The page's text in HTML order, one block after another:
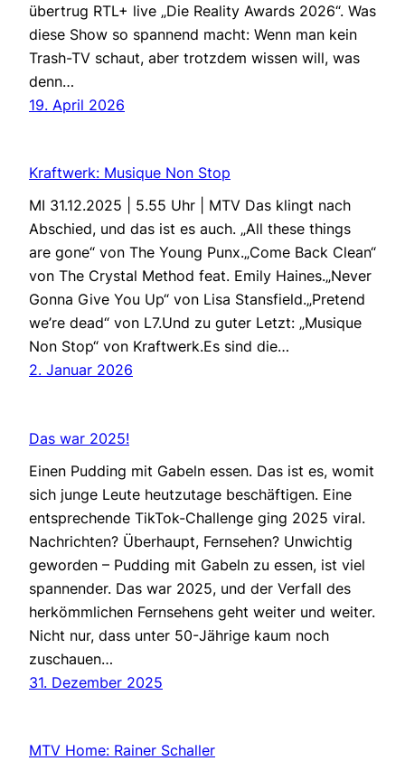
übertrug RTL+ live „Die Reality Awards 2026“. Was
diese Show so spannend macht: Wenn man kein
Trash-TV schaut, aber trotzdem wissen will, was
denn…
19. April 2026
Kraftwerk: Musique Non Stop
MI 31.12.2025 | 5.55 Uhr | MTV Das klingt nach
Abschied, und das ist es auch. „All these things
are gone“ von The Young Punx.„Come Back Clean“
von The Crystal Method feat. Emily Haines.„Never
Gonna Give You Up“ von Lisa Stansfield.„Pretend
we’re dead“ von L7.Und zu guter Letzt: „Musique
Non Stop“ von Kraftwerk.Es sind die…
2. Januar 2026
Das war 2025!
Einen Pudding mit Gabeln essen. Das ist es, womit
sich junge Leute heutzutage beschäftigen. Eine
entsprechende TikTok-Challenge ging 2025 viral.
Nachrichten? Überhaupt, Fernsehen? Unwichtig
geworden – Pudding mit Gabeln zu essen, ist viel
spannender. Das war 2025, und der Verfall des
herkömmlichen Fernsehens geht weiter und weiter.
Nicht nur, dass unter 50-Jährige kaum noch
zuschauen…
31. Dezember 2025
MTV Home: Rainer Schaller